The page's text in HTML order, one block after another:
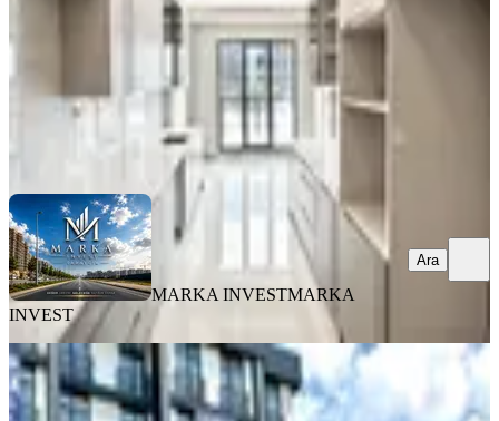
11.249.000 ₺
MARKA INVEST MARKA INVEST
MARKA INVESTMARKA
INVEST
Ara
SIFIR BİNA
Ells Göksu Sitesinde Satılık 4+1 Daire